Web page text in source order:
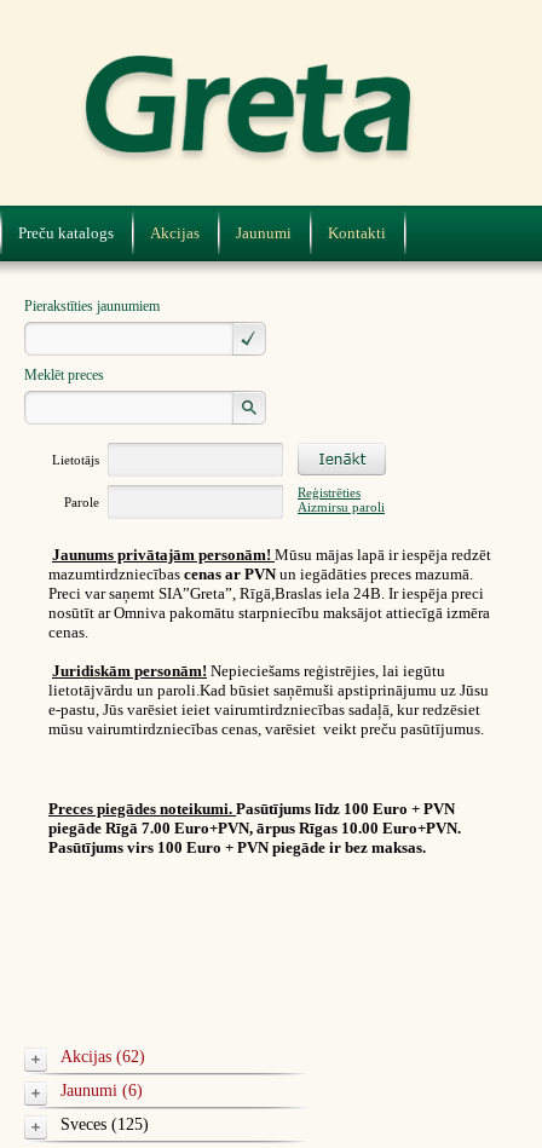
Preču katalogs Akcijas Jaunumi Kontakti
Pierakstīties jaunumiem
Meklēt preces
Lietotājs
Parole
Reģistrēties
Aizmirsu paroli
Jaunums privātajām personām! Mūsu mājas lapā ir iespēja redzēt
mazumtirdzniecības cenas ar PVNun iegādāties preces mazumā.
Preci var saņemt SIA”Greta”, Rīgā,Braslas iela 24B. Ir iespēja preci
nosūtīt ar Omniva pakomātu starpniecību maksājot attiecīgā izmēra
cenas.
Juridiskām personām! Nepieciešams reģistrējies, lai iegūtu
lietotājvārdu un paroli.Kad būsiet saņēmuši apstiprinājumu uz Jūsu
e-pastu, Jūs varēsiet ieiet vairumtirdzniecības sadaļā, kur redzēsiet
mūsu vairumtirdzniecības cenas, varēsiet veikt preču pasūtījumus.
Preces piegādes noteikumi. Pasūtījums līdz 100 Euro + PVN
piegāde Rīgā 7.00 Euro+PVN, ārpus Rīgas 10.00 Euro+PVN.
Pasūtījums virs 100 Euro + PVN piegāde ir bez maksas.
Akcijas (62)
Jaunumi (6)
Sveces (125)